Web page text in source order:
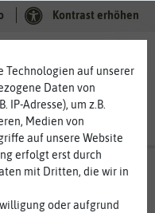
Kontrast erhöhen
Technologien auf unserer
Daten von
IP-Adresse), um z.B.
Medien von
auf unsere Website
erfolgt erst durch
mit Dritten, die wir in
oder aufgrund